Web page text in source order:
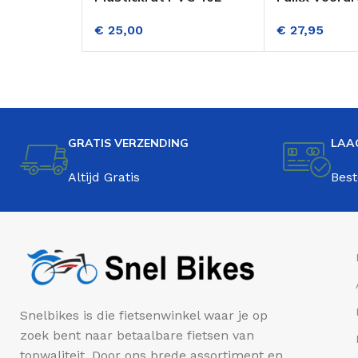
€ 25,00 € 27,95
GRATIS VERZENDING
Altijd Gratis
Snelbikes is die fietsenwinkel waar je op
zoek bent naar betaalbare fietsen van